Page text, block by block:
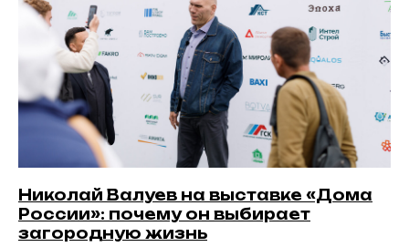
Николай Валуев на выставке «Дома
России»: почему он выбирает
загородную жизнь
КП Алексино форест клаб,
муниципальный округ Истра,
Московская область
Построить Маршрут